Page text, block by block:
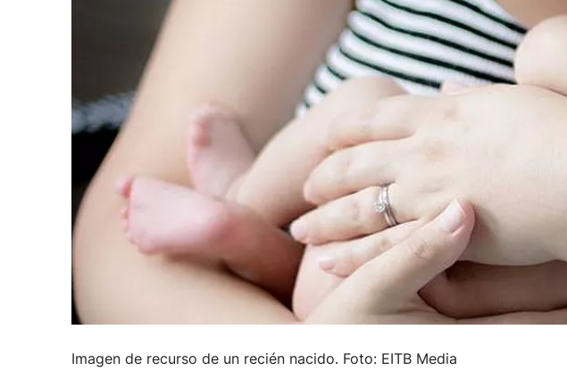
Imagen de recurso de un recién nacido. Foto: EITB Media